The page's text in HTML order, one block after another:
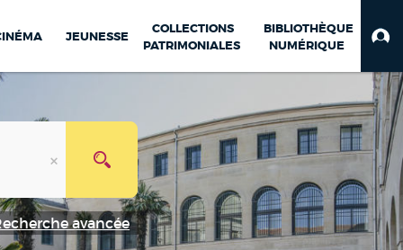
JEUNESSE
COLLECTIONS
PATRIMONIALES
BIBLIOTHÈQUE
NUMÉRIQUE
avancée